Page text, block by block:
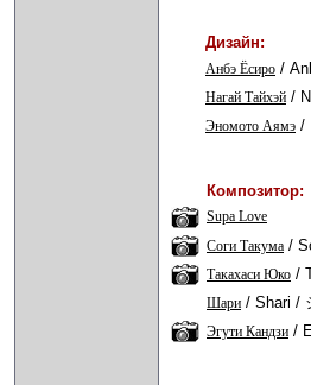
Дизайн:
Анбэ Ёсиро /
Нагай Тайхэй /
Эномото Аямэ /
Композитор:
Supa Love
Соги Такума /
Такахаси Юко /
Шари / Shari /
Эгути Кандзи /